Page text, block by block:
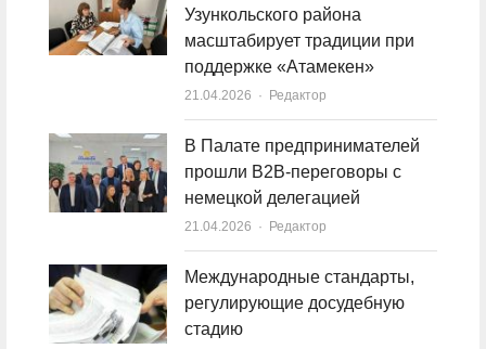
Узункольского района
масштабирует традиции при
поддержке «Атамекен»
21.04.2026 Author
Редактор
В Палате предпринимателей
прошли B2B-переговоры с
немецкой делегацией
21.04.2026 Author
Редактор
Международные стандарты,
регулирующие досудебную
стадию